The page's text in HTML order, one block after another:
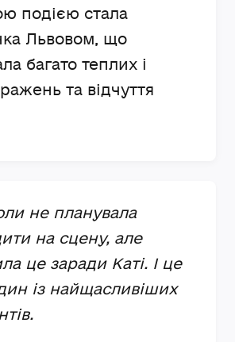
подією стала
Львовом, що
багато теплих і
та відчуття
не планувала
на сцену, але
це заради Каті. І це
із найщасливіших